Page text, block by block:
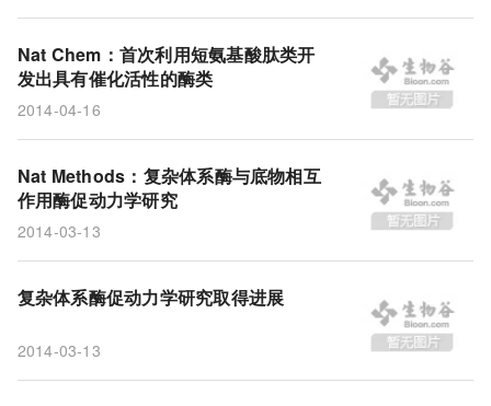
Nat Chem：首次利用短氨基酸肽类开
发出具有催化活性的酶类
2014-04-16
Nat Methods：复杂体系酶与底物相互
作用酶促动力学研究
2014-03-13
复杂体系酶促动力学研究取得进展
2014-03-13